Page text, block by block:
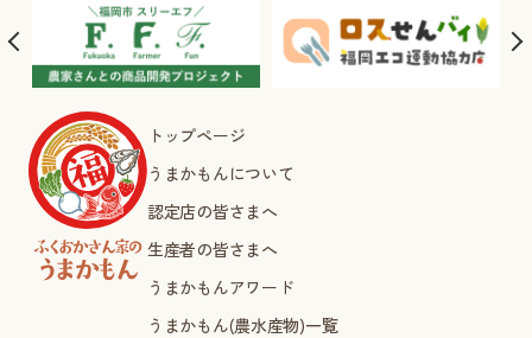
トップページ
うまかもんについて
認定店の皆さまへ
生産者の皆さまへ
うまかもんアワード
うまかもん(農水産物)一覧